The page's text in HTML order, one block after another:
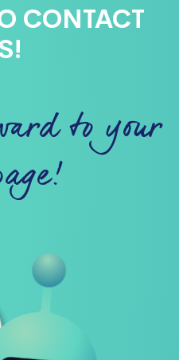
CONTACT
to your